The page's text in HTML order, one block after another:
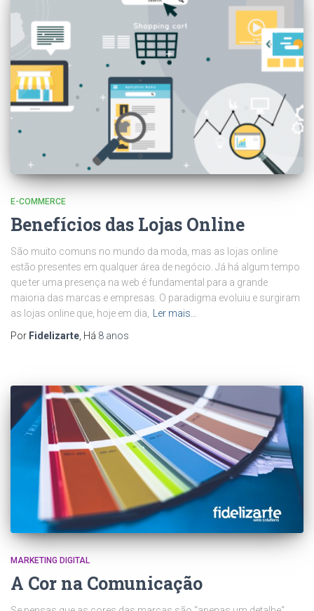
E-COMMERCE
Benefícios das Lojas Online
São muito comuns no mundo da moda, mas as lojas online
estão presentes em qualquer área de negócio. Já há algum tempo
que ter uma presença na web é fundamental para a grande
maioria das marcas e empresas. O paradigma evoluiu e surgiram
as lojas online que, hoje em dia,
Ler mais…
Por Fidelizarte , Há 8 anos
MARKETING DIGITAL
A Cor na Comunicação